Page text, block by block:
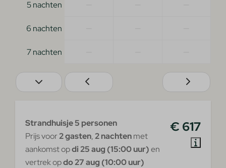
5 nachten
6 nachten
7 nachten
€ 617
Strandhuisje 5 personen
Prijs voor2 gasten,2 nachtenmet
aankomst opdi 25 aug (15:00 uur)en
vertrek opdo 27 aug (10:00 uur)